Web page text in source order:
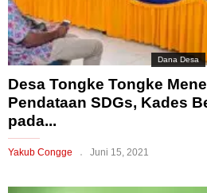
Dana Desa
Desa Tongke Tongke
Pendataan SDGs, Kades
pada...
Yakub Congge Juni 15, 2021